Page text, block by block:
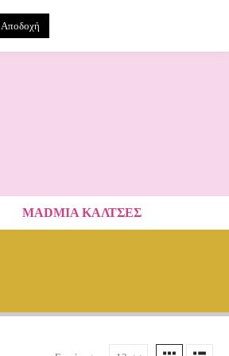
MADMIA ΚΆΛΤΣΕΣ
Αποδοχή